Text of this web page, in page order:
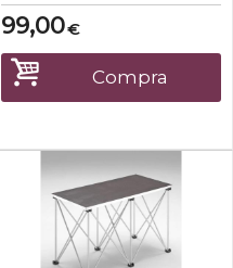
dimensione 50x50 cm-
Altezza 40cm-Ripiano in
Multistrato di betulla-teste di
appoggio in nylon;-tubi
portanti in alluminio
anodizzato;-tondi...
€
99,00
Compra